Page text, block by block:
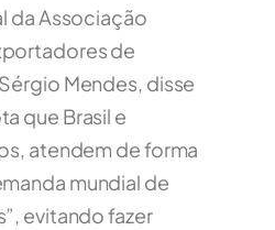
da Associação
de
Mendes, disse
que Brasil e
atendem de forma
mundial de
evitando fazer